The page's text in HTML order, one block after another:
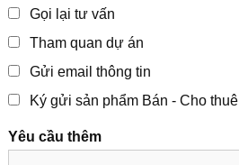
Gọi lại tư vấn
Tham quan dự án
Gửi email thông tin
Ký gửi sản phẩm Bán - Cho thuê
Yêu cầu thêm